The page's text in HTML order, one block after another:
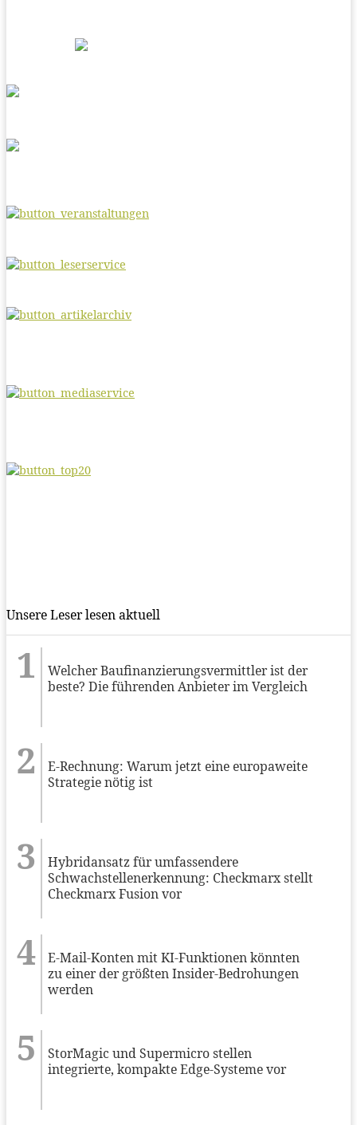
Unsere Leser lesen aktuell
Welcher Baufinanzierungsvermittler ist der
beste? Die führenden Anbieter im Vergleich
E-Rechnung: Warum jetzt eine europaweite
Strategie nötig ist
Hybridansatz für umfassendere
Schwachstellenerkennung: Checkmarx stellt
Checkmarx Fusion vor
E-Mail-Konten mit KI-Funktionen könnten
zu einer der größten Insider-Bedrohungen
werden
StorMagic und Supermicro stellen
integrierte, kompakte Edge-Systeme vor